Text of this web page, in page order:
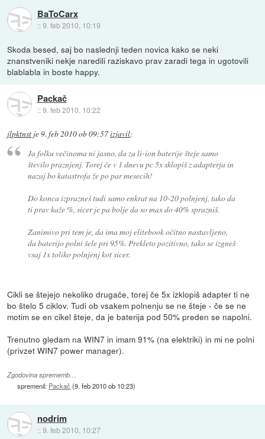
BaToCarx
::9. feb 2010, 10:19
Skoda besed, saj bo naslednji teden novica kako se neki
znanstveniki nekje naredili raziskavo prav zaradi tega in ugotovili
blablabla in boste happy.
Packač
::9. feb 2010, 10:22
jlpktnst je9. feb 2010 ob 09:57izjavil:
Ja folku večinoma ni jasno, da za li-ion baterije šteje samo
število praznjenj. Torej če v 1 dnevu pc 5x sklopiš z adapterja in
nazaj bo katastrofa že po par mesecih!
Do konca izprazneš tudi samo enkrat na 10-20 polnjenj, tako da
ti prav kaže %, sicer je pa bolje da so max do 40% sprazniš.
Zanimivo pri tem je, da ima moj elitebook očitno nastavljeno,
da baterijo polni šele pri 95%. Prekleto pozitivno, tako se izgneš
vsaj 1x toliko polnjenj kot sicer.
Cikli se štejejo nekoliko drugače, torej če 5x izklopiš adapter ti ne
bo štelo 5 ciklov. Tudi ob vsakem polnenju se ne šteje - če se ne
motim se en cikel šteje, da je baterija pod 50% preden se napolni.
Trenutno gledam na WIN7 in imam 91% (na elektriki) in mi ne polni
(privzet WIN7 power manager).
Zgodovina sprememb…
spremenil: Packač (9. feb 2010 ob 10:23)
nodrim
::9. feb 2010, 10:27